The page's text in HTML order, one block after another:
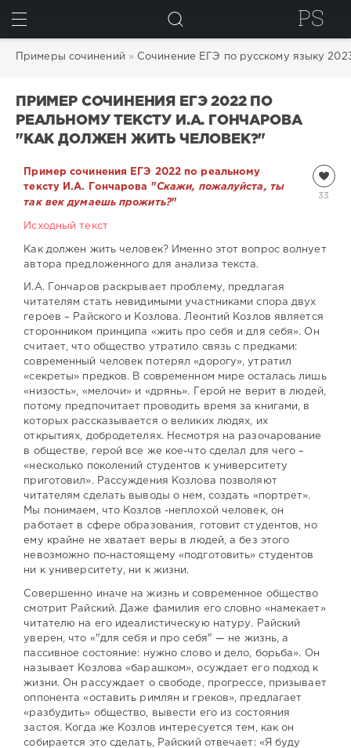
ИСКАТЬ
Примеры сочинений » Сочинение ЕГЭ по русскому языку
ПРИМЕР СОЧИНЕНИЯ ЕГЭ 2022 ПО
РЕАЛЬНОМУ ТЕКСТУ И.А. ГОНЧАРОВА
"КАК ДОЛЖЕН ЖИТЬ ЧЕЛОВЕК?"
33
Пример сочинения ЕГЭ 2022 по реальному
тексту И.А. Гончарова "Скажи, пожалуйста, ты
так век думаешь прожить?"
Исходный текст
Как должен жить человек? Именно этот вопрос волнует
автора предложенного для анализа текста.
И.А. Гончаров раскрывает проблему, предлагая
читателям стать невидимыми участниками спора двух
героев – Райского и Козлова. Леонтий Козлов является
сторонником принципа «жить про себя и для себя». Он
считает, что общество утратило связь с предками:
современный человек потерял «дорогу», утратил
«секреты» предков. В современном мире осталась лишь
«низость», «мелочи» и «дрянь». Герой не верит в людей,
потому предпочитает проводить время за книгами, в
которых рассказывается о великих людях, их
открытиях, добродетелях. Несмотря на разочарование
в обществе, герой все же кое-что сделал для чего –
«несколько поколений студентов к университету
приготовил». Рассуждения Козлова позволяют
читателям сделать выводы о нем, создать «портрет».
Мы понимаем, что Козлов -неплохой человек, он
работает в сфере образования, готовит студентов, но
ему крайне не хватает веры в людей, а без этого
невозможно по-настоящему «подготовить» студентов
ни к университету, ни к жизни.
Совершенно иначе на жизнь и современное общество
смотрит Райский. Даже фамилия его словно «намекает»
читателю на его идеалистическую натуру. Райский
уверен, что «"для себя и про себя" — не жизнь, а
пассивное состояние: нужно слово и дело, борьба». Он
называет Козлова «барашком», осуждает его подход к
жизни. Он рассуждает о свободе, прогрессе, призывает
оппонента «оставить римлян и греков», предлагает
«разбудить» общество, вывести его из состояния
застоя. Когда же Козлов интересуется тем, как он
собирается это сделать, Райский отвечает: «Я буду